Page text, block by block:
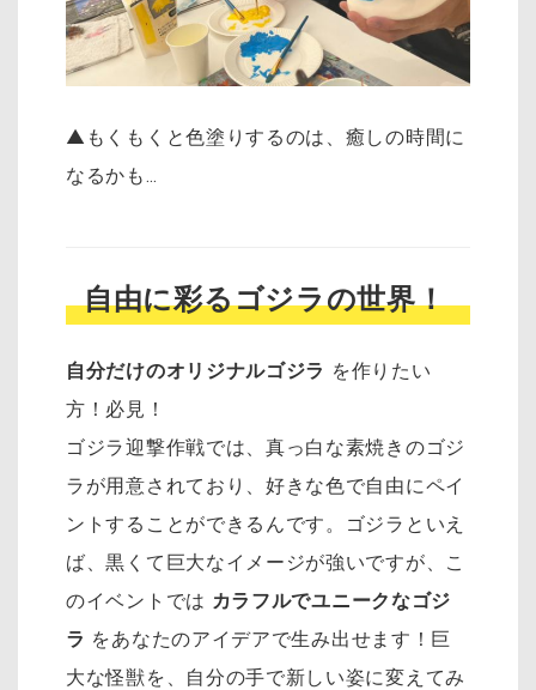
▲もくもくと色塗りするのは、癒しの時間に
なるかも…
自由に彩るゴジラの世界！
自分だけのオリジナルゴジラ を作りたい
方！必見！
ゴジラ迎撃作戦では、真っ白な素焼きのゴジ
ラが用意されており、好きな色で自由にペイ
ントすることができるんです。ゴジラといえ
ば、黒くて巨大なイメージが強いですが、こ
のイベントでは カラフルでユニークなゴジ
ラ をあなたのアイデアで生み出せます！巨
大な怪獣を、自分の手で新しい姿に変えてみ